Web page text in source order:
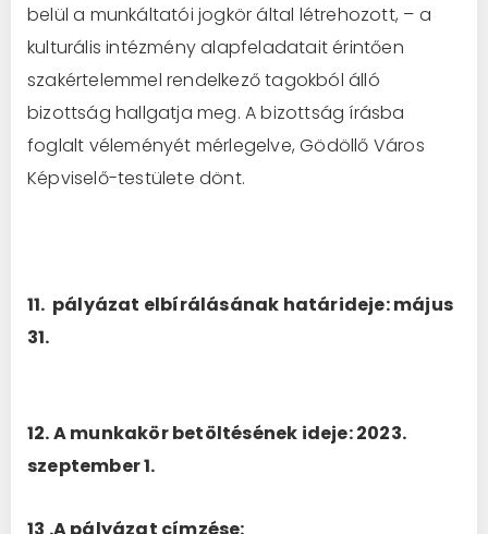
belül a munkáltatói jogkör által létrehozott, – a
kulturális intézmény alapfeladatait érintően
szakértelemmel rendelkező tagokból álló
bizottság hallgatja meg. A bizottság írásba
foglalt véleményét mérlegelve, Gödöllő Város
Képviselő-testülete dönt.
11. pályázat elbírálásának határideje: május
31.
12. A munkakör betöltésének ideje:2023.
szeptember 1.
13 .A pályázat címzése: